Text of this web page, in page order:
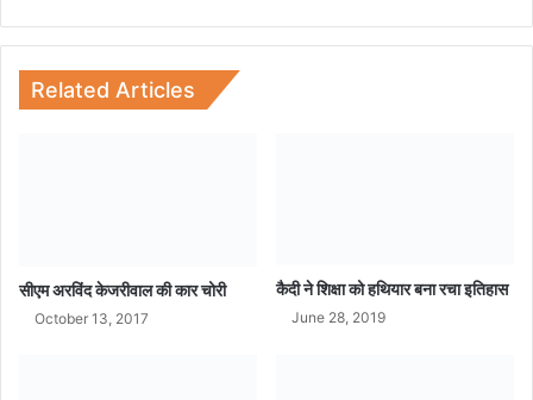
Related Articles
सीएम अरविंद केजरीवाल की कार चोरी
October 13, 2017
कैदी ने शिक्षा को हथियार बना रचा इतिहास
June 28, 2019